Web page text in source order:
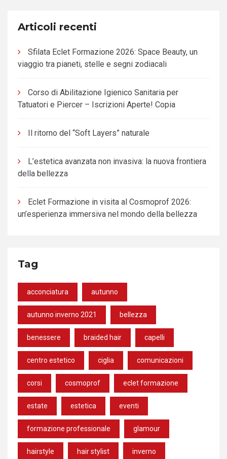
Articoli recenti
Sfilata Eclet Formazione 2026: Space Beauty, un
viaggio tra pianeti, stelle e segni zodiacali
Corso di Abilitazione Igienico Sanitaria per
Tatuatori e Piercer – Iscrizioni Aperte! Copia
Il ritorno del “Soft Layers” naturale
L’estetica avanzata non invasiva: la nuova frontiera
della bellezza
Eclet Formazione in visita al Cosmoprof 2026:
un’esperienza immersiva nel mondo della bellezza
Tag
acconciatura autunno
autunno inverno 2021 bellezza
benessere braided hair capelli
centro estetico ciglia comunicazioni
corsi cosmoprof eclet formazione
estate estetica eventi
formazione professionale glamour
hairstyle hair stylist inverno